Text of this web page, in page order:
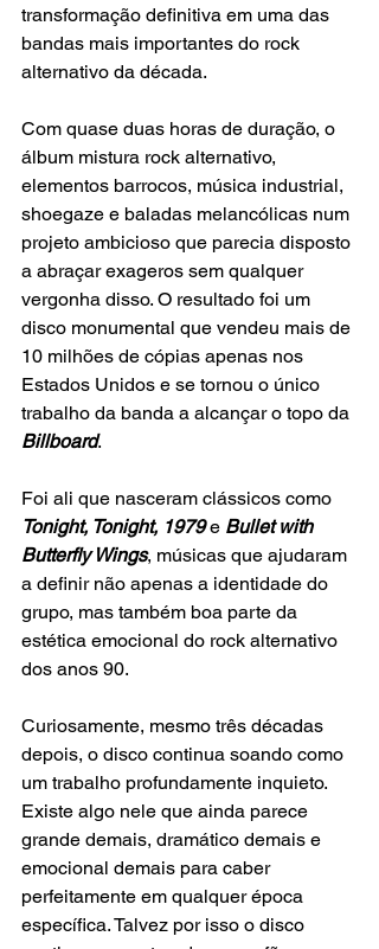
transformação definitiva em uma das
bandas mais importantes do rock
alternativo da década.
Com quase duas horas de duração, o
álbum mistura rock alternativo,
elementos barrocos, música industrial,
shoegaze e baladas melancólicas num
projeto ambicioso que parecia disposto
a abraçar exageros sem qualquer
vergonha disso. O resultado foi um
disco monumental que vendeu mais de
10 milhões de cópias apenas nos
Estados Unidos e se tornou o único
trabalho da banda a alcançar o topo da
Billboard.
Foi ali que nasceram clássicos como
Tonight, Tonight, 1979 e Bullet with
Butterfly Wings, músicas que ajudaram
a definir não apenas a identidade do
grupo, mas também boa parte da
estética emocional do rock alternativo
dos anos 90.
Curiosamente, mesmo três décadas
depois, o disco continua soando como
um trabalho profundamente inquieto.
Existe algo nele que ainda parece
grande demais, dramático demais e
emocional demais para caber
perfeitamente em qualquer época
específica. Talvez por isso o disco